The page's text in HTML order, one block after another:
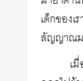
เด็กขอ
สัญญาณ
เ